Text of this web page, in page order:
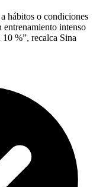
hábitos o condiciones
entrenamiento intenso
%”, recalca Sina